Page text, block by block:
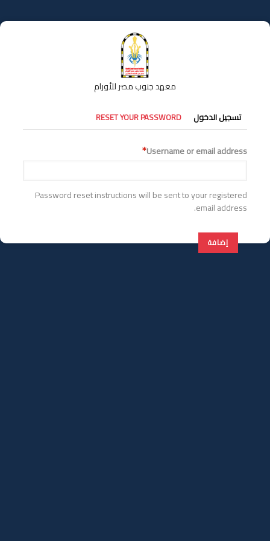
إلى
المحتوى
معهد جنوب مصر للأورام
التبويبات
الأساسية
تسجيل الدخول RESET YOUR PASSWORD
Username or email address
Password reset instructions will be sent to your registered
email address.